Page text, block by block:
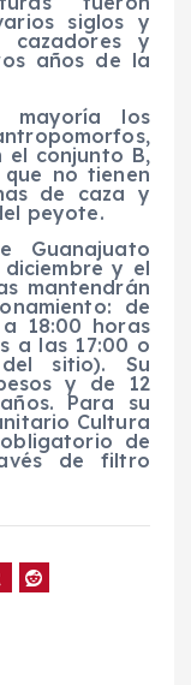
siglos y
y
años de la
mayoría los
el conjunto B,
no tienen
de caza y
peyote.
Guanajuato
y el
mantendrán
de
18:00 horas
a las 17:00 o
sitio). Su
y de 12
Para su
Cultura
de
de filtro